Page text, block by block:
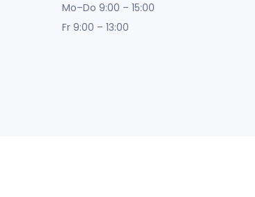
Mo–Do 9:00 – 15:00
Fr 9:00 – 13:00